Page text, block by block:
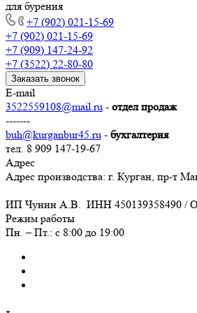
для бурения
+7 (902) 021-15-69
+7 (902) 021-15-69
+7 (909) 147-24-92
+7 (3522) 22-80-80
Заказать звонок
E-mail
3522559108@mail.ru - отдел продаж
-------
buh@kurganbur45.ru - бухгалтерия
тел. 8 909 147-19-67
Адрес
Адрес производства: г. Курган, пр-т
ИП Чунин А.В. ИНН 450139358490 /
Режим работы
Пн. – Пт.: с 8:00 до 19:00